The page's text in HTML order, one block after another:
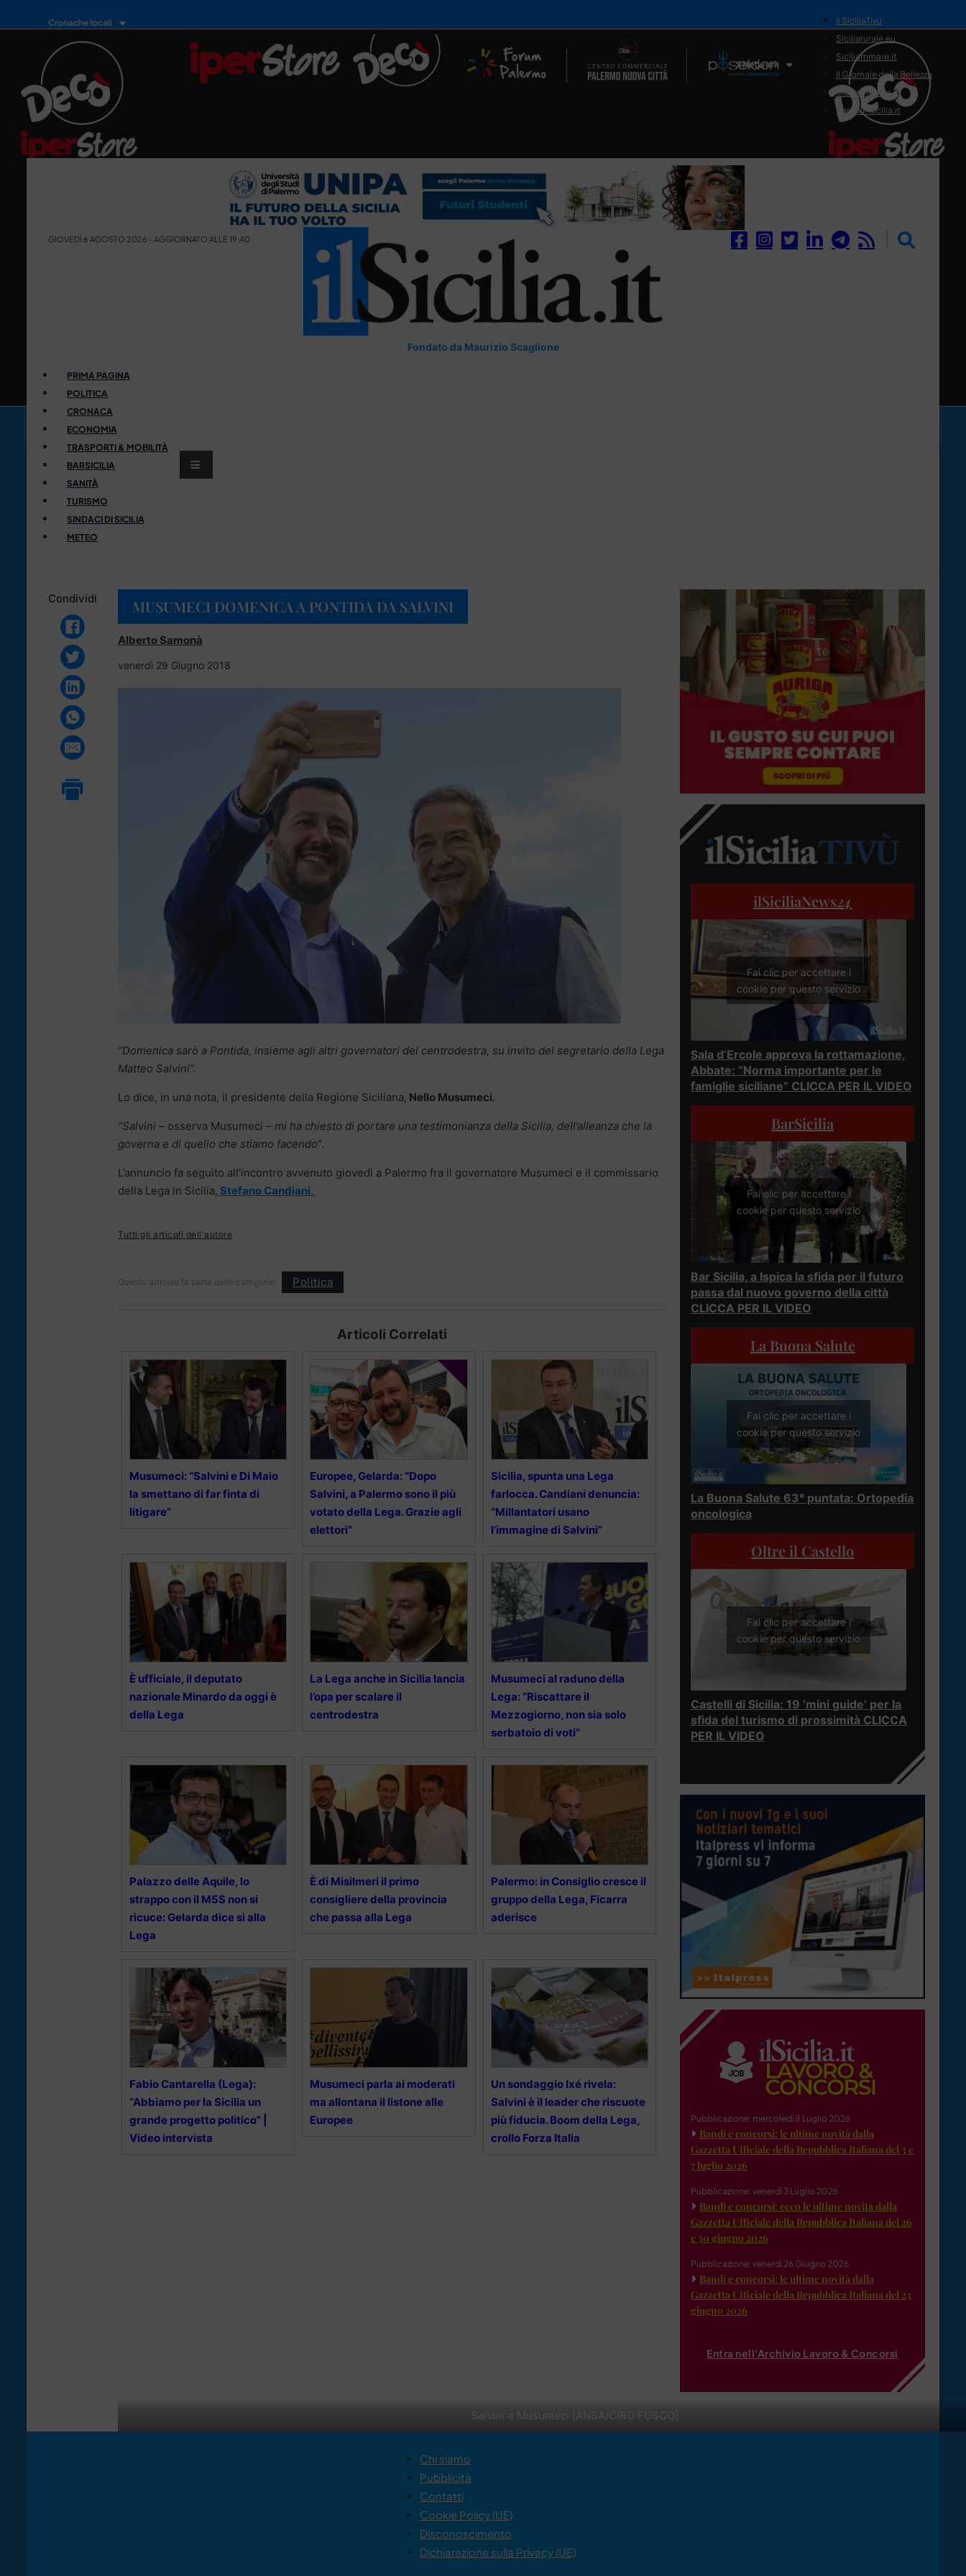
Cronache locali
Il Network
il SiciliaTivù
Siciliarurale.eu
Siciliammare.it
Il Giornale della Bellezza
Siciliamedica.it
Sanitainsicilia.it
GIOVEDÌ 6 AGOSTO 2026 - AGGIORNATO ALLE 19:40
Fondato da Maurizio Scaglione
PRIMA PAGINA
POLITICA
CRONACA
ECONOMIA
TRASPORTI & MOBILITÀ
BARSICILIA
SANITÀ
TURISMO
SINDACI DI SICILIA
METEO
Condividi MUSUMECI DOMENICA A PONTIDA DA SALVINI
Alberto Samonà
venerdì 29 Giugno 2018
Salvini e Musumeci [ANSA/CIRO FUSCO]
“Domenica sarò a Pontida, insieme agli altri governatori del centrodestra, su invito del segretario della Lega
Matteo Salvini”.
Lo dice, in una nota, il presidente della Regione Siciliana, Nello Musumeci.
“Salvini – osserva Musumeci – mi ha chiesto di portare una testimonianza della Sicilia, dell’alleanza che la
governa e di quello che stiamo facendo“.
L’annuncio fa seguito all’incontro avvenuto giovedì a Palermo fra il governatore Musumeci e il commissario
della Lega in Sicilia, Stefano Candiani.
Tutti gli articoli dell'autore
Questo articolo fa parte delle categorie: Politica
Articoli Correlati
Musumeci: “Salvini e Di Maio
la smettano di far finta di
litigare”
Europee, Gelarda: “Dopo
Salvini, a Palermo sono il più
votato della Lega. Grazie agli
elettori”
Sicilia, spunta una Lega
farlocca. Candiani denuncia:
“Millantatori usano
l’immagine di Salvini”
È ufficiale, il deputato
nazionale Minardo da oggi è
della Lega
La Lega anche in Sicilia lancia
l’opa per scalare il
centrodestra
Musumeci al raduno della
Lega: “Riscattare il
Mezzogiorno, non sia solo
serbatoio di voti”
Palazzo delle Aquile, lo
strappo con il M5S non si
ricuce: Gelarda dice sì alla
Lega
È di Misilmeri il primo
consigliere della provincia
che passa alla Lega
Palermo: in Consiglio cresce il
gruppo della Lega, Ficarra
aderisce
Fabio Cantarella (Lega):
“Abbiamo per la Sicilia un
grande progetto politico” |
Video intervista
Musumeci parla ai moderati
ma allontana il listone alle
Europee
Un sondaggio Ixé rivela:
Salvini è il leader che riscuote
più fiducia. Boom della Lega,
crollo Forza Italia
ilSiciliaNews24
Fai clic per accettare i
cookie per questo servizio
Sala d’Ercole approva la rottamazione,
Abbate: “Norma importante per le
famiglie siciliane” CLICCA PER IL VIDEO
BarSicilia
Fai clic per accettare i
cookie per questo servizio
Bar Sicilia, a Ispica la sfida per il futuro
passa dal nuovo governo della città
CLICCA PER IL VIDEO
La Buona Salute
Fai clic per accettare i
cookie per questo servizio
La Buona Salute 63° puntata: Ortopedia
oncologica
Oltre il Castello
Fai clic per accettare i
cookie per questo servizio
Castelli di Sicilia: 19 ‘mini guide’ per la
sfida del turismo di prossimità CLICCA
PER IL VIDEO
Pubblicazione: mercoledì 8 Luglio 2026
Bandi e concorsi: le ultime novità dalla
Gazzetta Ufficiale della Repubblica Italiana del 3 e
7 luglio 2026
Pubblicazione: venerdì 3 Luglio 2026
Bandi e concorsi: ecco le ultime novità dalla
Gazzetta Ufficiale della Repubblica Italiana del 26
e 30 giugno 2026
Pubblicazione: venerdì 26 Giugno 2026
Bandi e concorsi: le ultime novità dalla
Gazzetta Ufficiale della Repubblica Italiana del 23
giugno 2026
Entra nell'Archivio Lavoro & Concorsi
Chi siamo
Pubblicità
Contatti
Cookie Policy (UE)
Disconoscimento
Dichiarazione sulla Privacy (UE)